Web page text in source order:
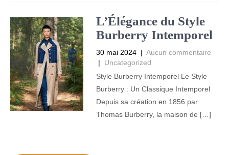
L’Élégance du Style
Burberry Intemporel
30 mai 2024 | Aucun commentaire
| Uncategorized
Style Burberry Intemporel Le Style
Burberry : Un Classique Intemporel
Depuis sa création en 1856 par
Thomas Burberry, la maison de […]